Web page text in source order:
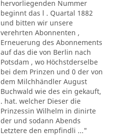
hervorliegenden Nummer
beginnt das l . Quartal 1882
und bitten wir unsere
verehrten Abonnenten ,
Erneuerung des Abonnements
auf das die von Berlin nach
Potsdam , wo Höchstderselbe
bei dem Prinzen und 0 der von
dem Milchhändler August
Buchwald wie des ein gekauft,
. hat. welcher Dieser die
Prinzessin Wilhelm in dinirte
der und sodann Abends
Letztere den empfindli ..."